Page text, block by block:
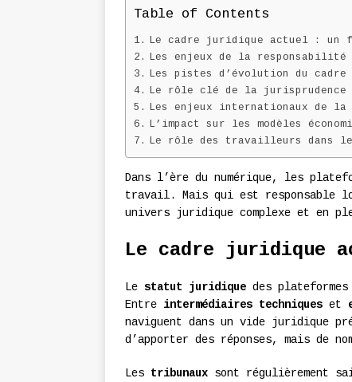
Table of Contents
Le cadre juridique actuel : un
Les enjeux de la responsabilité
Les pistes d’évolution du
Le rôle clé de la jurisprudence
Les enjeux internationaux de la
L’impact sur les modèles
Le rôle des travailleurs dans le
Dans l’ère du numérique, les
travail. Mais qui est responsable
univers juridique complexe et en
Le cadre juridique
Le statut juridique des
Entre intermédiaires techniques et
naviguent dans un vide juridique
d’apporter des réponses, mais de
Les tribunaux sont régulièrement